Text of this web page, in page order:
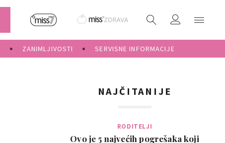
ZANIMLJIVOSTI SERVISNE INFORMACIJE
NAJČITANIJE
RODITELJI
Ovo je 5 najvećih pogrešaka koji